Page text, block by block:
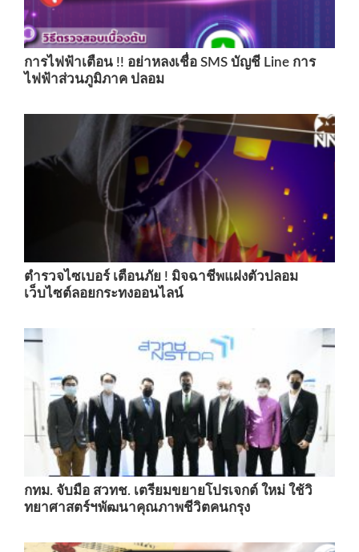
การไฟฟ้าเตือน !! อย่าหลงเชื่อ SMS บัญชี Line การ
ไฟฟ้าส่วนภูมิภาค ปลอม
ตำรวจไซเบอร์ เตือนภัย ! มิจฉาชีพแฝงตัวปลอม
เว็บไซต์ลอยกระทงออนไลน์
กทม. จับมือ สวทช. เตรียมขยายโปรเจกต์ ใหม่ ใช้วิ
ทยาศาสตร์ฯพัฒนาคุณภาพชีวิตคนกรุง